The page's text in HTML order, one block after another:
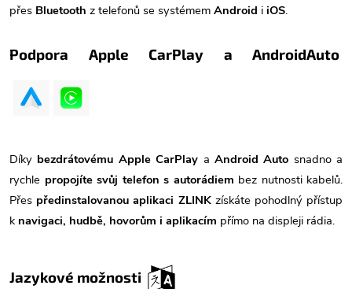
přes Bluetooth z telefonů se systémem Android i iOS.
Podpora Apple CarPlay a AndroidAuto
Díky bezdrátovému Apple CarPlay a Android Auto snadno a
rychle propojíte svůj telefon s autorádiem bez nutnosti kabelů.
Přes předinstalovanou aplikaci ZLINKzískáte pohodlný přístup
k navigaci, hudbě, hovorům i aplikacím přímo na displeji rádia.
Jazykové možnosti